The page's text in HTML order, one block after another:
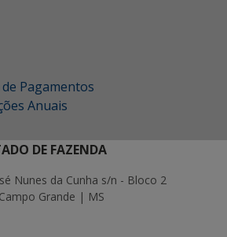
Pagamentos
Anuais
DE FAZENDA
Nunes da Cunha s/n - Bloco 2
Grande | MS